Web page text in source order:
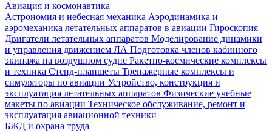
Авиация и космонавтика
Астрономия и небесная механика Аэродинамика и
аэромеханика летательных аппаратов в авиации Гироскопия
Двигатели летательных аппаратов Моделирование динамики
и управления движением ЛА Подготовка членов кабинного
экипажа на воздушном судне Ракетно-космические комплексы
и техника Стенд-планшеты Тренажерные комплексы и
симуляторы по авиации Устройство, конструкция и
эксплуатация летательных аппаратов Физические учебные
макеты по авиации Техническое обслуживание, ремонт и
эксплуатация авиационной техники
БЖД и охрана труда